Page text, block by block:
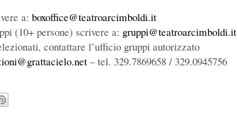
a: boxoffice@teatroarcimboldi.it
(10+ persone) scrivere a: gruppi@teatroarcimboldi.it
contattare l’ufficio gruppi autorizzato
– tel. 329.7869658 / 329.0945756